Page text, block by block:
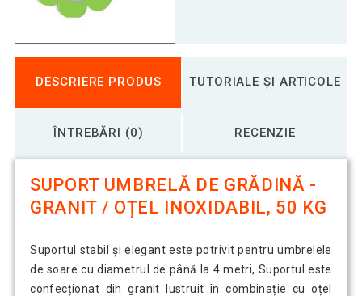
DESCRIERE PRODUS TUTORIALE ȘI ARTICOLE
ÎNTREBĂRI (0) RECENZIE
SUPORT UMBRELĂ DE GRĂDINĂ -
GRANIT / OȚEL INOXIDABIL, 50 KG
Suportul stabil și elegant este potrivit pentru umbrelele
de soare cu diametrul de până la 4 metri, Suportul este
confecționat din granit lustruit în combinație cu oțel